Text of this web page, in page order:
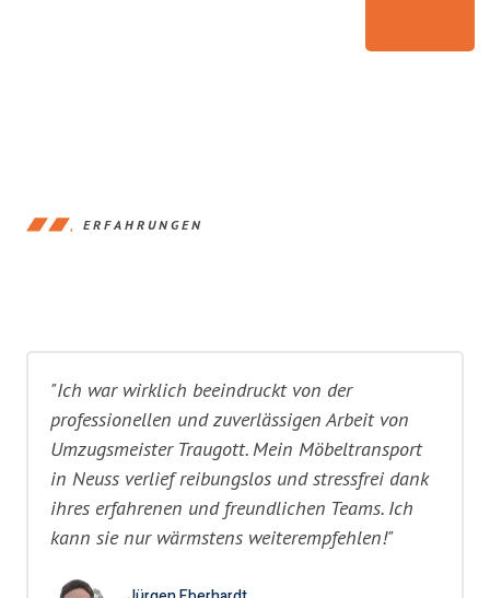
ERFAHRUNGEN
"Ich war wirklich beeindruckt von der
professionellen und zuverlässigen Arbeit von
Umzugsmeister Traugott. Mein Möbeltransport
in Neuss verlief reibungslos und stressfrei dank
ihres erfahrenen und freundlichen Teams. Ich
kann sie nur wärmstens weiterempfehlen!"